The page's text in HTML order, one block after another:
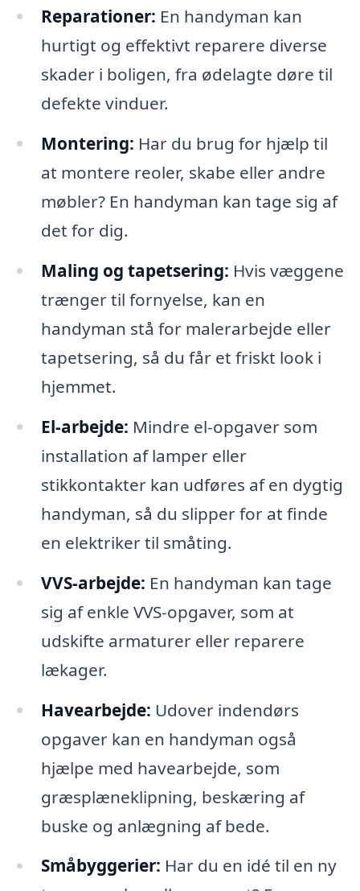
Reparationer: En handyman kan
hurtigt og effektivt reparere diverse
skader i boligen, fra ødelagte døre til
defekte vinduer.
Montering: Har du brug for hjælp til
at montere reoler, skabe eller andre
møbler? En handyman kan tage sig af
det for dig.
Maling og tapetsering: Hvis væggene
trænger til fornyelse, kan en
handyman stå for malerarbejde eller
tapetsering, så du får et friskt look i
hjemmet.
El-arbejde: Mindre el-opgaver som
installation af lamper eller
stikkontakter kan udføres af en dygtig
handyman, så du slipper for at finde
en elektriker til småting.
VVS-arbejde: En handyman kan tage
sig af enkle VVS-opgaver, som at
udskifte armaturer eller reparere
lækager.
Havearbejde: Udover indendørs
opgaver kan en handyman også
hjælpe med havearbejde, som
græsplæneklipning, beskæring af
buske og anlægning af bede.
Småbyggerier: Har du en idé til en ny